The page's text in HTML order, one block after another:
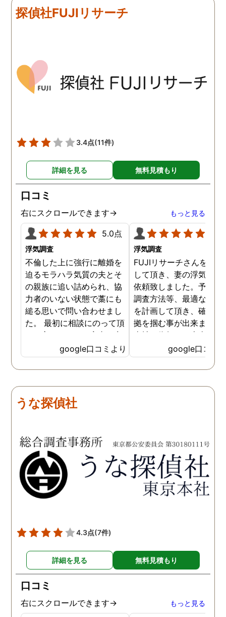
来ていました。 担当の人も
丁寧で報告内容もわかりや
く、むしろ期待以上に細
探偵社FUJIリサーチ
3.4点(11件)
詳細を見る 無料見積もり
口コミ
右にスクロールできます→ もっと見る
5.0点
浮気調査
不倫した上に強行に離婚を
迫るモラハラ気質の夫とそ
の親族に追い詰められ、協
力者のいない状態で藁にも
縋る思いで問い合わせまし
た。 最初に相談にのって頂
いた方も、とても率直に意
見を言っていただき、また
費用面も正直に答えていた
だき、私の望む結果を得る
言えないですが、それでも
少しでも低く抑えるアドバ
た。 調査も私の望む結果を
得るべく、尽力して頂き、
密に連絡をいただきなが
ら、丁寧に対応してくださ
いました。 おかげで、とて
も、不安で日々辛い気持ち
対応して頂いた上に、かな
り迅速に弁護士に関するア
ドバイスを頂き繋いで下さ
った事、本当に感謝してい
ます。
google口コミより
浮気調査
FUJIリサーチさんをご紹
して頂き、妻の浮気調査
依頼致しました。予算か
調査方法等、最適なやり
を計画して頂き、確実な
拠を掴む事が出来ました
当社に依頼して本当に良
ったと実感しております
依頼中にはいろいろな相
も聞いて頂き、救われる
謝しております。 私と
何かありましたらご相談
せて頂きたいと思います
google口コミ
うな探偵社
4.3点(7件)
詳細を見る 無料見積もり
口コミ
右にスクロールできます→ もっと見る